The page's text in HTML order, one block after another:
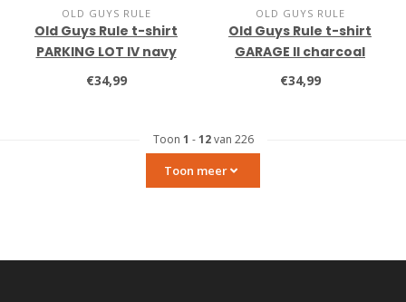
OLD GUYS RULE
Old Guys Rule t-shirt
PARKING LOT IV navy
€34,99
OLD GUYS RULE
Old Guys Rule t-shirt
GARAGE II charcoal
€34,99
Toon 1 -12van 226
Toon meer